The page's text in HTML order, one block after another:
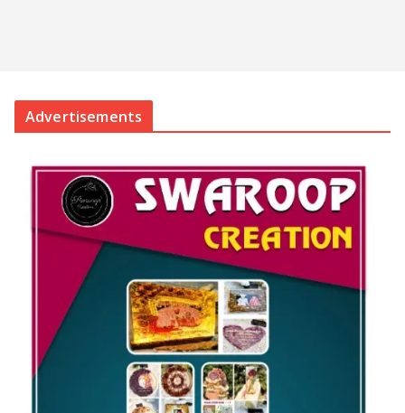
Advertisements